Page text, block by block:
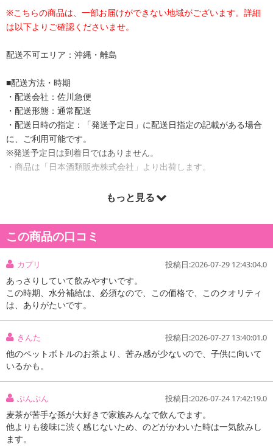
※こちらの商品は、一部お届けができない地域がございます。詳細
は以下よりご確認くださいませ。
配送不可エリア：沖縄・離島
■配送方法・時期
・配送会社：佐川急便
・配送形態：通常配送
・配送日時の指定：「発送予定日」に配送日指定の記載がある場合
に、ご利用可能です。
※発送予定日は到着日ではありません。
・商品は「日本酒類販売株式会社」より出荷します。
静岡県産茶葉を100％使用したすっきりとした味わいの商品です。
しみ頂けます。商品パッケージも一目見てわかるようなシンプルな
デザインに致しました。
・賞味期限：製造日より270日
・原産国（最終加工地）：日本
・原材料/材質/素材：緑茶(静岡県産)/ビタミンC
注意事項
【賞味・消費期限のある商品について】
商品到着時点でのお日持ち期間は、配送日数などにより異なります
のでご了承ください。
もっと見る
この商品の口コミ
カプリ 投稿日:2026-07-29 12:43:04.0
あっさりしていて飲みやすいです。
この時期、水分補給は、必須なので、この価格で、このクオリティ
は、ありがたいです。
きんた 投稿日:2026-07-27 13:40:01.0
他のペットボトルのお茶より、苦み感が少ないので、子供に向いて
いるかも。
ぶんぶん 投稿日:2026-07-24 17:42:19.0
麦茶が苦手な孫が大好きで家族みんなで飲んでます。
他よりも後味に渋く感じないため、のどがかわいた時は一気飲みし
ます。